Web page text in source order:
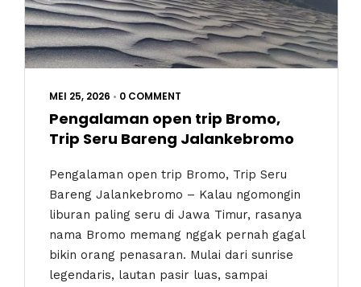
MEI 25, 2026 • 0 COMMENT
Pengalaman open trip Bromo,
Trip Seru Bareng Jalankebromo
Pengalaman open trip Bromo, Trip Seru
Bareng Jalankebromo – Kalau ngomongin
liburan paling seru di Jawa Timur, rasanya
nama Bromo memang nggak pernah gagal
bikin orang penasaran. Mulai dari sunrise
legendaris, lautan pasir luas, sampai